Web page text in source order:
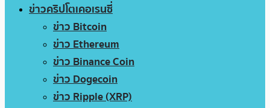
ข่าวคริปโตเคอเรนซี่
ข่าว Bitcoin
ข่าว Ethereum
ข่าว Binance Coin
ข่าว Dogecoin
ข่าว Ripple (XRP)